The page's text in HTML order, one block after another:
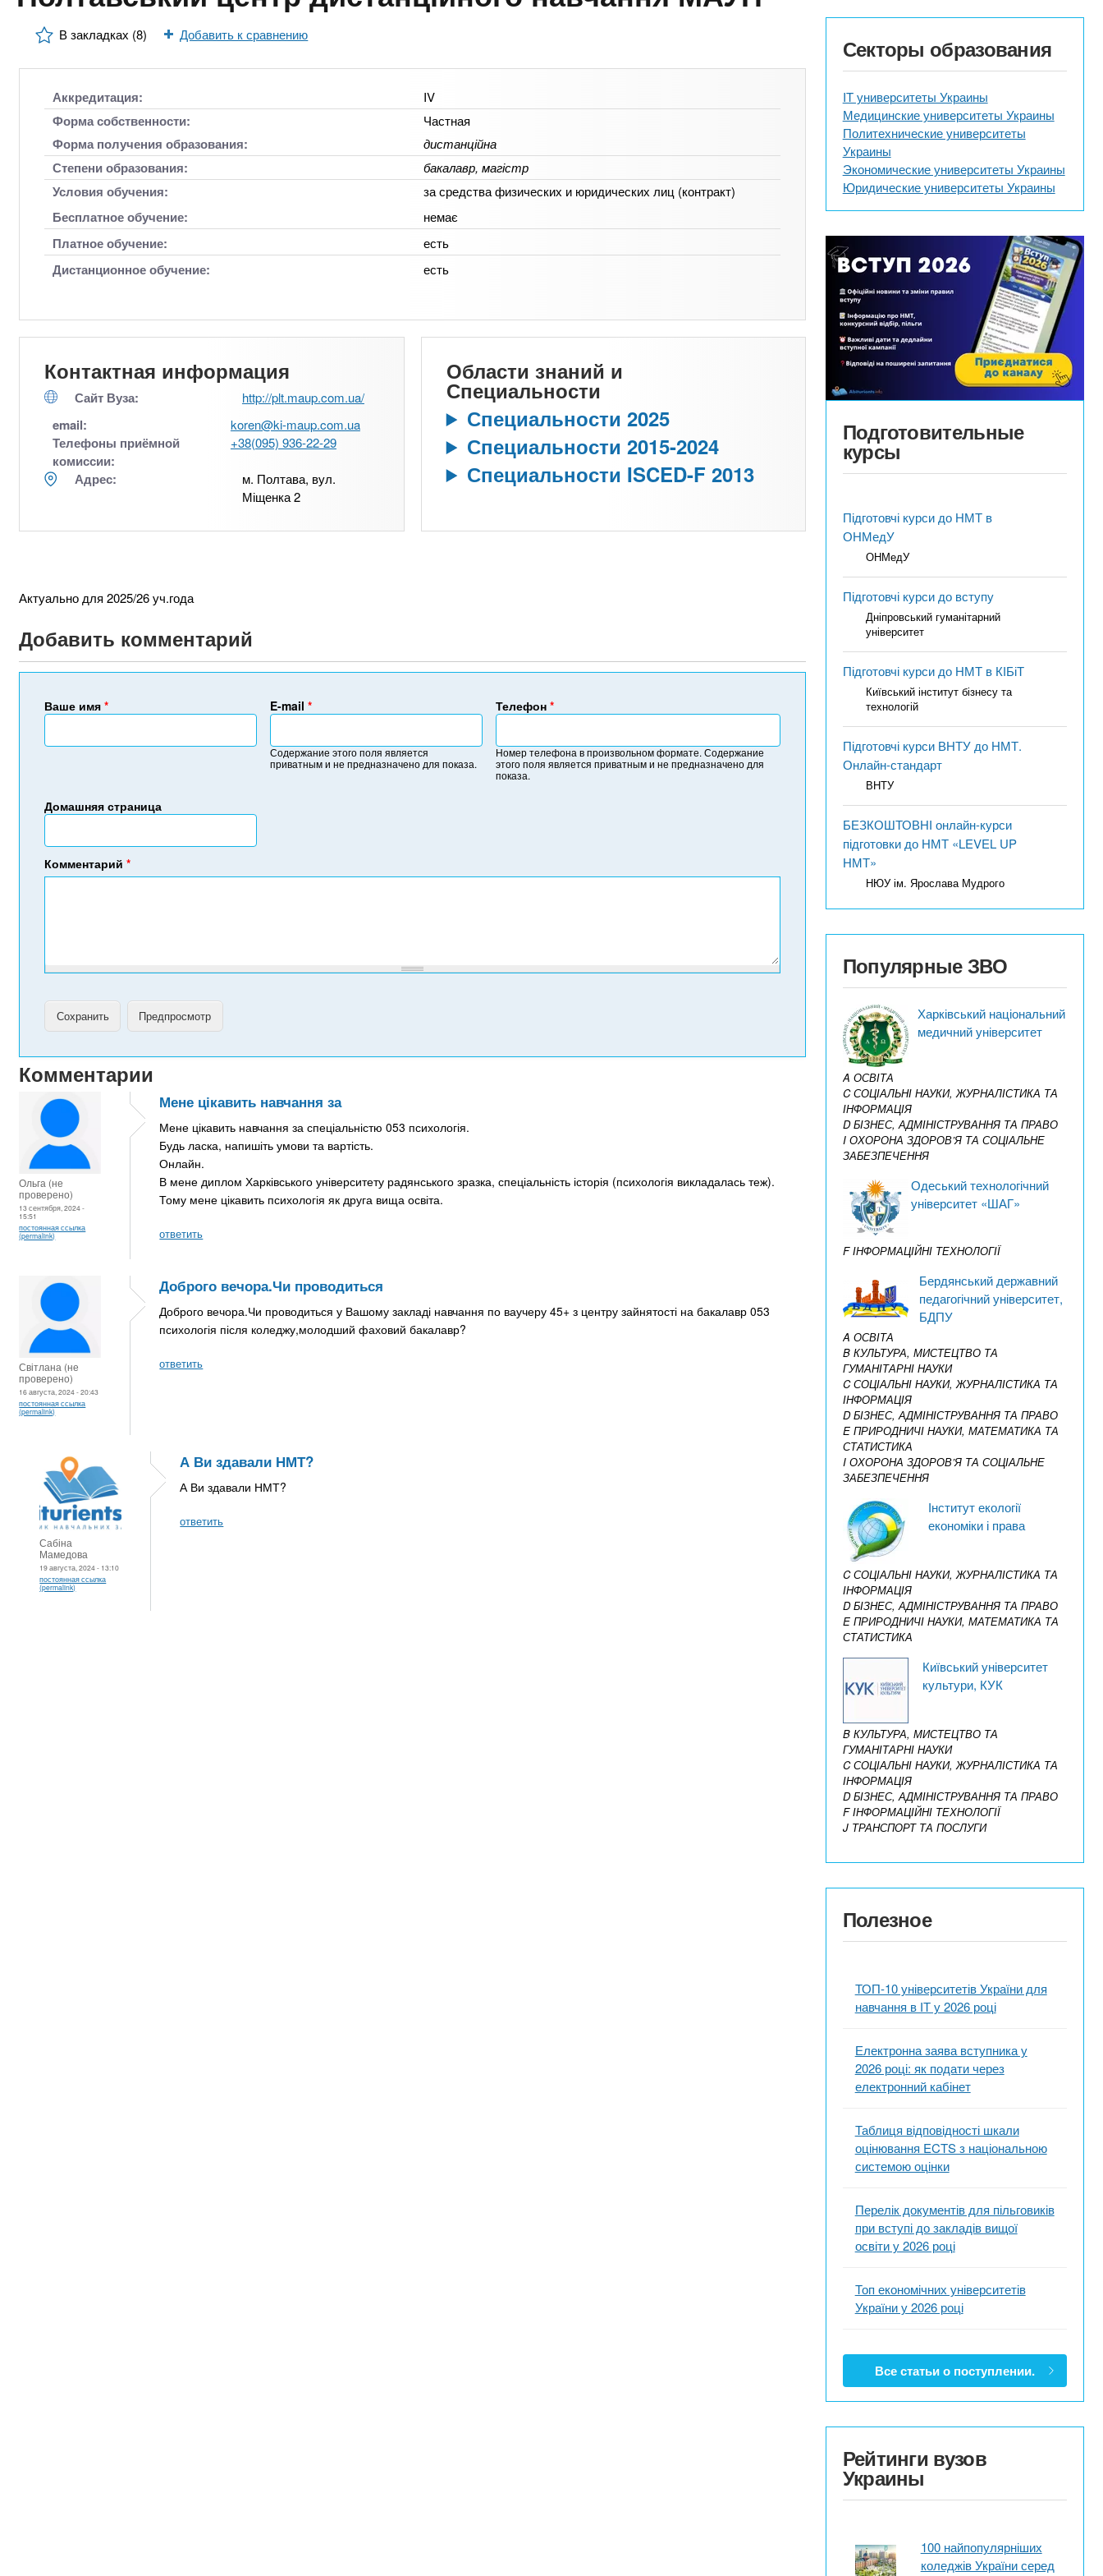
n
t
n
o
х
В закладках (8) Добавить к сравнению
Аккредитация: IV
Форма собственности: Частная
Форма получения образования: дистанційна
Степени образования: бакалавр, магістр
Условия обучения: за средства физических и юридических лиц (контракт)
Бесплатное обучение: немає
Платное обучение: есть
Дистанционное обучение: есть
Контактная информация
Сайт Вуза: http://plt.maup.com.ua/
email: koren@ki-maup.com.ua
Телефоны приёмной
комиссии:
+38(095) 936-22-29
Адрес:
м. Полтава, вул.
Міщенка 2
Области знаний и
Специальности
Специальности 2025
Специальности 2015-2024
Специальности ISCED-F 2013
Актуально для 2025/26 уч.года
Добавить комментарий
Ваше имя* E-mail *
Содержание этого поля является
приватным и не предназначено для показа.
Домашняя страница
Телефон *
Н
м
е
Номер телефона в произвольном формате. Содержание
этого поля является приватным и не предназначено для
показа.
Комментарий*
Комментарии
Ольга (не
проверено)
13 сентября, 2024 -
15:51
постоянная ссылка
(permalink)
Мене цікавить навчання за
Мене цікавить навчання за спеціальністю 053 психологія.
Будь ласка, напишіть умови та вартість.
Онлайн.
В мене диплом Харківського університету радянського зразка, спеціальність історія (психологія викладалась теж).
Тому мене цікавить психологія як друга вища освіта.
ответить
Світлана (не
проверено)
16 августа, 2024 - 20:43
постоянная ссылка
(permalink)
Доброго вечора.Чи проводиться
Доброго вечора.Чи проводиться у Вашому закладі навчання по ваучеру 45+ з центру зайнятості на бакалавр 053
психологія після коледжу,молодший фаховий бакалавр?
ответить
Сабіна
Мамедова
19 августа, 2024 - 13:10
постоянная ссылка
(permalink)
А Ви здавали НМТ?
А Ви здавали НМТ?
ответить
Секторы образования
IT университеты Украины
Медицинские университеты Украины
Политехнические университеты
Украины
Экономические университеты Украины
Юридические университеты Украины
Подготовительные
курсы
Підготовчі курси до НМТ в
ОНМедУ
ОНМедУ
Підготовчі курси до вступу
Дніпровський гуманітарний
університет
Підготовчі курси до НМТ в КІБіТ
Київський інститут бізнесу та
технологій
Підготовчі курси ВНТУ до НМТ.
Онлайн-стандарт
ВНТУ
БЕЗКОШТОВНІ онлайн-курси
підготовки до НМТ «LEVEL UP
НМТ»
НЮУ ім. Ярослава Мудрого
Популярные ЗВО
Харківський національний
медичний університет
A ОСВІТА
C СОЦІАЛЬНІ НАУКИ, ЖУРНАЛІСТИКА ТА
ІНФОРМАЦІЯ
D БІЗНЕС, АДМІНІСТРУВАННЯ ТА ПРАВО
I ОХОРОНА ЗДОРОВ’Я ТА СОЦІАЛЬНЕ
ЗАБЕЗПЕЧЕННЯ
Одеський технологічний
університет «ШАГ»
F ІНФОРМАЦІЙНІ ТЕХНОЛОГІЇ
Бердянський державний
педагогічний університет,
БДПУ
A ОСВІТА
B КУЛЬТУРА, МИСТЕЦТВО ТА
ГУМАНІТАРНІ НАУКИ
C СОЦІАЛЬНІ НАУКИ, ЖУРНАЛІСТИКА ТА
ІНФОРМАЦІЯ
D БІЗНЕС, АДМІНІСТРУВАННЯ ТА ПРАВО
E ПРИРОДНИЧІ НАУКИ, МАТЕМАТИКА ТА
СТАТИСТИКА
I ОХОРОНА ЗДОРОВ’Я ТА СОЦІАЛЬНЕ
ЗАБЕЗПЕЧЕННЯ
Інститут екології
економіки і права
C СОЦІАЛЬНІ НАУКИ, ЖУРНАЛІСТИКА ТА
ІНФОРМАЦІЯ
D БІЗНЕС, АДМІНІСТРУВАННЯ ТА ПРАВО
E ПРИРОДНИЧІ НАУКИ, МАТЕМАТИКА ТА
СТАТИСТИКА
Київський університет
культури, КУК
B КУЛЬТУРА, МИСТЕЦТВО ТА
ГУМАНІТАРНІ НАУКИ
C СОЦІАЛЬНІ НАУКИ, ЖУРНАЛІСТИКА ТА
ІНФОРМАЦІЯ
D БІЗНЕС, АДМІНІСТРУВАННЯ ТА ПРАВО
F ІНФОРМАЦІЙНІ ТЕХНОЛОГІЇ
J ТРАНСПОРТ ТА ПОСЛУГИ
Полезное
ТОП-10 університетів України для
навчання в ІТ у 2026 році
Електронна заява вступника у
2026 році: як подати через
електронний кабінет
Таблиця відповідності шкали
оцінювання ECTS з національною
системою оцінки
Перелік документів для пільговиків
при вступі до закладів вищої
освіти у 2026 році
Топ економічних університетів
України у 2026 році
Все статьи о поступлении.
Рейтинги вузов
Украины
100 найпопулярніших
коледжів України серед